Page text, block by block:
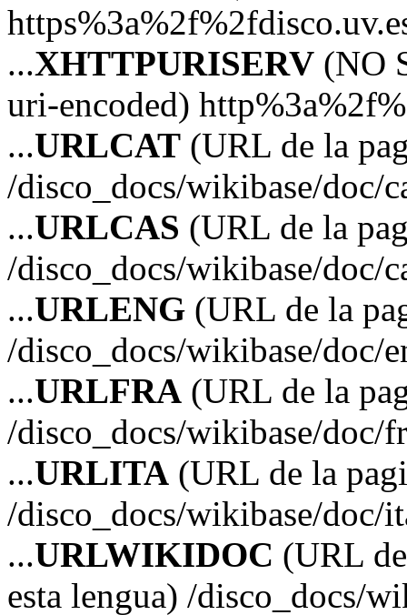
...XHTTPURISERV (NO
uri-encoded)
...URLCAT (URL de la
/disco_docs/wikibase/doc/
...URLCAS (URL de la
/disco_docs/wikibase/doc/
...URLENG (URL de la
/disco_docs/wikibase/doc/
...URLFRA (URL de la
/disco_docs/wikibase/doc/
...URLITA (URL de la
/disco_docs/wikibase/doc/
...URLWIKIDOC (URL
esta lengua) /disco_docs/